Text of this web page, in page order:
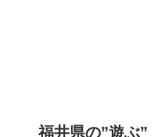
福井県の”遊ぶ”